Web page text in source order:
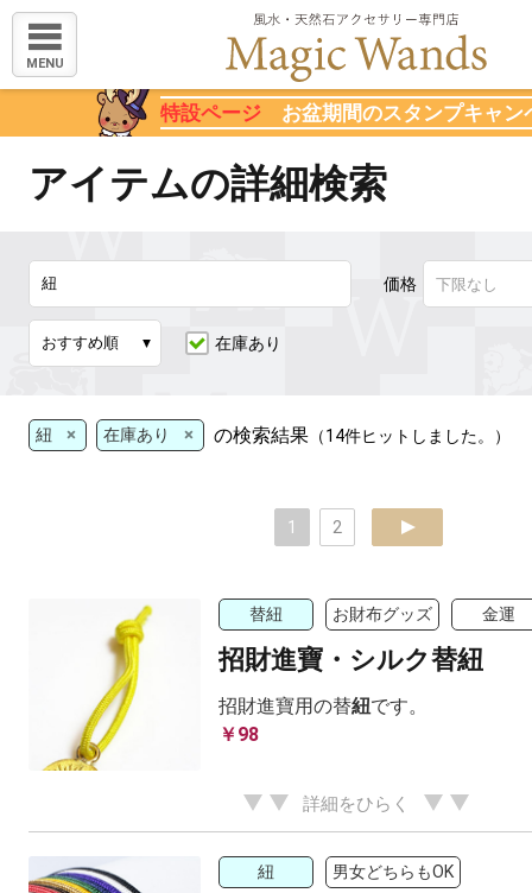
MENU
特設ページ お盆期間のスタンプキャン
アイテムの詳細検索
価格
在庫あり
紐 × 在庫あり × の検索結果 （14件ヒットしました。）
1 2 next
替紐 お財布グッズ 金運
招財進寶・シルク替紐
招財進寶用の替紐です。
￥98
詳細をひらく
紐 男女どちらもOK